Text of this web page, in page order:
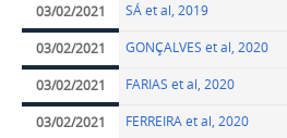
03/02/2021 SÁ et al, 2019
03/02/2021 GONÇALVES et al, 2020
03/02/2021 FARIAS et al, 2020
03/02/2021 FERREIRA et al, 2020